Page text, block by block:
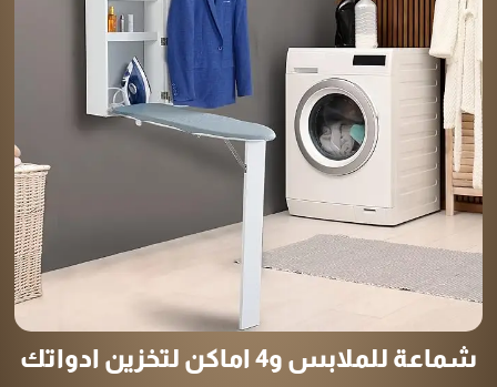
شماعة للملابس و4 اماكن لتخزين ادواتك